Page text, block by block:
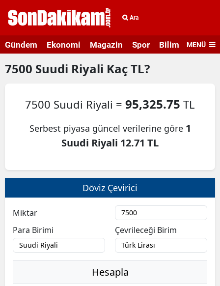
Ara
Gündem Ekonomi Magazin Spor Bilim veMENÜ
7500 Suudi Riyali Kaç TL?
7500 Suudi Riyali = 95,325.75 TL
Serbest piyasa güncel verilerine göre 1
Suudi Riyali 12.71 TL
Döviz Çevirici
Miktar
Para Birimi
Çevrileceği Birim
Hesapla